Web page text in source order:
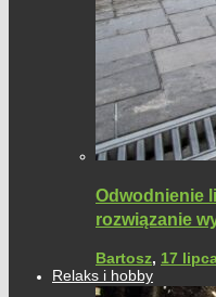
Odwodnienie
rozwiązanie
Bartosz, 17
Relaks i hobby